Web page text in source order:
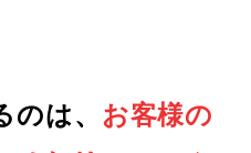
は、 お客様の